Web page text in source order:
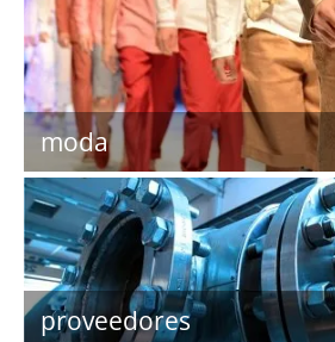
moda
proveedores